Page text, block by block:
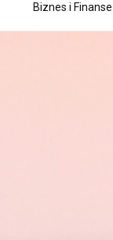
Biznes i Finanse